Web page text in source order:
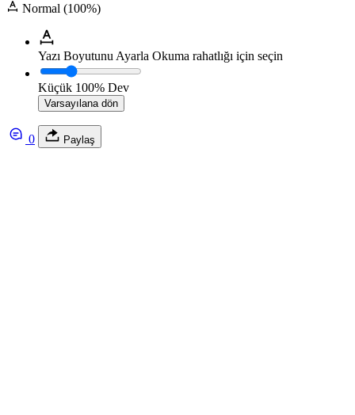
Normal (100%)
Yazı Boyutunu Ayarla Okuma rahatlığı için seçin
Küçük 100% Dev
Varsayılana dön
0 Paylaş